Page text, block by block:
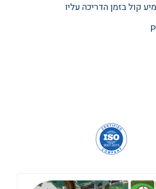
קול בזמן הדריכה עליו